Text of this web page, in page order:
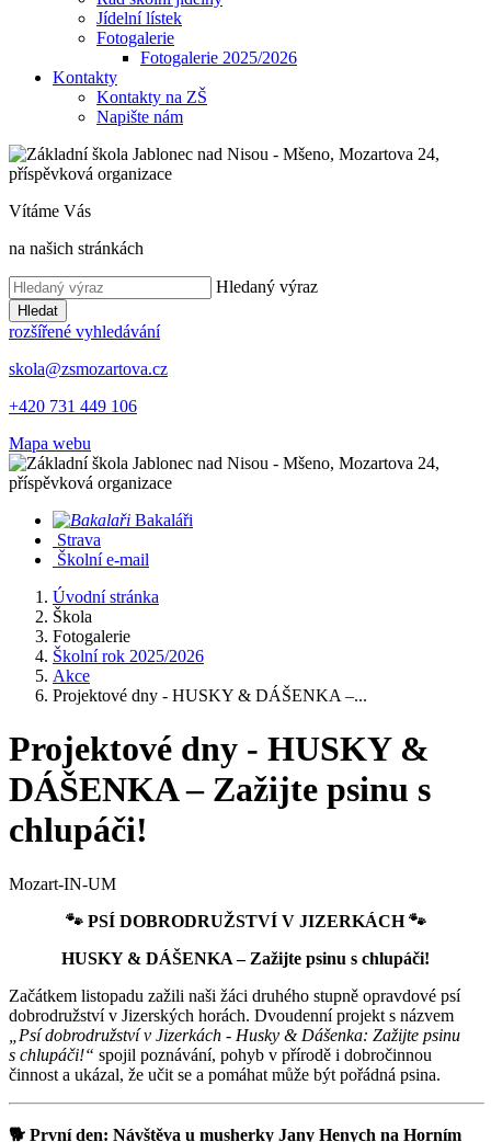
Jídelní lístek
Fotogalerie
Fotogalerie 2025/2026
Kontakty
Kontakty na ZŠ
Napište nám
Vítáme Vás
na našich stránkách
Hledaný výraz
Hledat
rozšířené vyhledávání
skola@zsmozartova.cz
+420 731 449 106
Mapa webu
Bakaláři
Strava
Školní e-mail
Úvodní stránka
Škola
Fotogalerie
Školní rok 2025/2026
Akce
Projektové dny - HUSKY & DÁŠENKA –...
Projektové dny - HUSKY &
DÁŠENKA – Zažijte psinu s
chlupáči!
Mozart-IN-UM
🐾PSÍ DOBRODRUŽSTVÍ V JIZERKÁCH🐾
HUSKY & DÁŠENKA – Zažijte psinu s chlupáči!
Začátkem listopadu zažili naši žáci druhého stupně opravdové psí
dobrodružství v Jizerských horách. Dvoudenní projekt s názvem
„Psí dobrodružství v Jizerkách - Husky & Dášenka: Zažijte psinu
s chlupáči!“ spojil poznávání, pohyb v přírodě i dobročinnou
činnost a ukázal, že učit se a pomáhat může být pořádná psina.
🐕 První den: Návštěva u musherky Jany Henych na Horním